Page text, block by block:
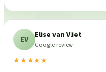
EV Elise van Vliet
Google review
★★★★★